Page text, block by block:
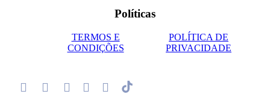
Políticas
TERMOS E
CONDIÇÕES
POLÍTICA DE
PRIVACIDADE